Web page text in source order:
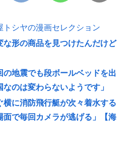
トシヤの漫画セレクション
な形の商品を見つけたんだけど
の地震でも段ボールベッドを出
のは変わらないようです」
横に消防飛行艇が次々着水する
面で毎回カメラが逃げる」【海